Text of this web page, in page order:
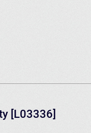
[L03336]